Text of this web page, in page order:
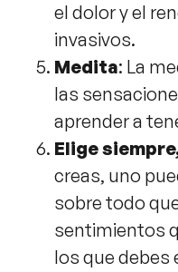
el dolor y el
invasivos.
Medita: La
las
aprender a
Elige
creas, uno
sobre todo
sentimientos
los que debes